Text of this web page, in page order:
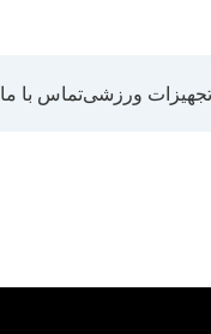
تجهیزات ورزشیتماس با ما